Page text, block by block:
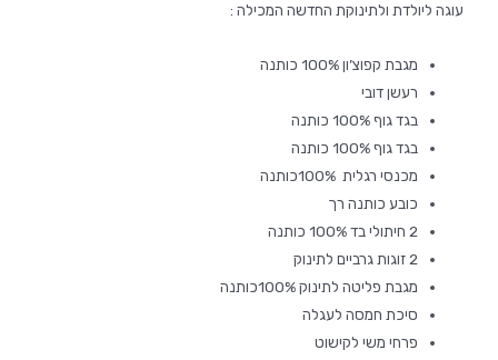
עוגה ליולדת ולתינוקת החדשה המכילה :
מגבת קפוצ’ון 100% כותנה
רעשן דובי
בגד גוף 100% כותנה
בגד גוף 100% כותנה
מכנסי רגלית 100%כותנה
כובע כותנה רך
2 חיתולי בד 100% כותנה
2 זוגות גרביים לתינוק
מגבת פליטה לתינוק 100%כותנה
סיכת חמסה לעגלה
פרחי משי לקישוט